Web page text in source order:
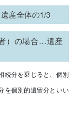
産全体の1/3
）の場合…遺産
続分を乗じると、個別
を個別的遺留分といい